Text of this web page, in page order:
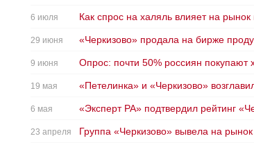
6 июля Как спрос на халяль влияет на
29 июня «Черкизово» продала на бирже
9 июня Опрос: почти 50% россиян покупают
19 мая «Петелинка» и «Черкизово»
6 мая «Эксперт РА» подтвердил рейтинг
23 апреля Группа «Черкизово» вывела на